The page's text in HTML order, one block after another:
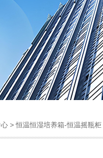
>恒温恒湿培养箱-恒温摇瓶柜